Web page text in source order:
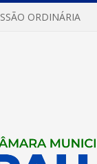
ORDINÁRIA